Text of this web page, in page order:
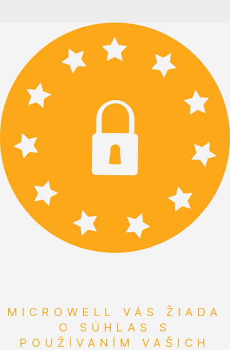
MICROWELL VÁS ŽIADA
O SÚHLAS S
POUŽÍVANÍM VAŠICH